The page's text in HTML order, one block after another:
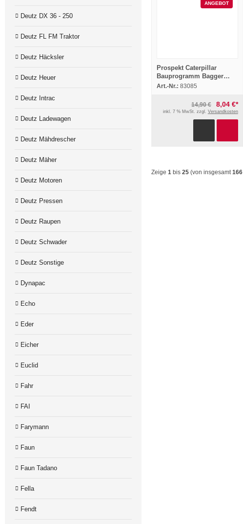
ANGEBOT
Prospekt Caterpillar
Bauprogramm Bagger
Dozer Grader Rohrverleger
Art.-Nr.: 83085
14,90 € 8,04 €*
inkl. 7 % MwSt. zzgl. Versandkosten
Zeige 1 bis 25 (von insgesamt166
Deutz DX 36 - 250
Deutz FL FM Traktor
Deutz Häcksler
Deutz Heuer
Deutz Intrac
Deutz Ladewagen
Deutz Mähdrescher
Deutz Mäher
Deutz Motoren
Deutz Pressen
Deutz Raupen
Deutz Schwader
Deutz Sonstige
Dynapac
Echo
Eder
Eicher
Euclid
Fahr
FAI
Farymann
Faun
Faun Tadano
Fella
Fendt